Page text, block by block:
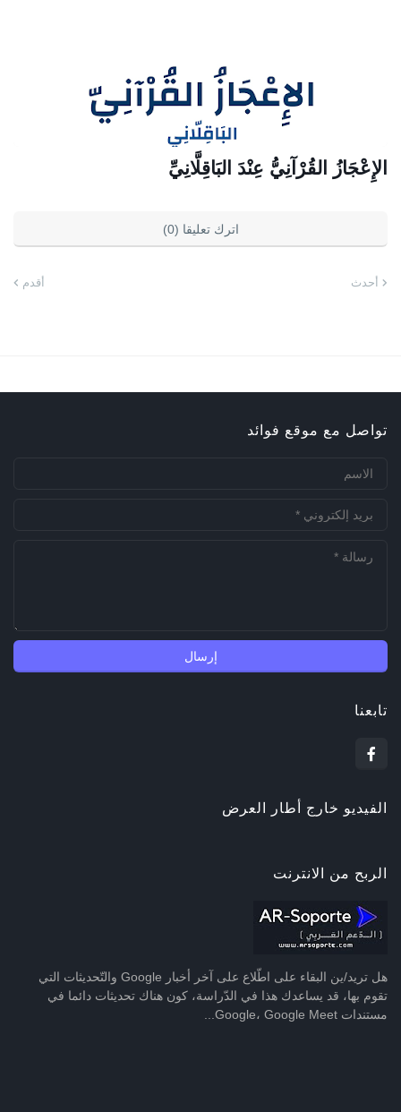
الإِعْجَازُ القُرْآنِيُّ عِنْدَ البَاقِلَّانِيِّ
اترك تعليقا (0)
أحدث أقدم
تواصل مع موقع فوائد
تابعنا
الفيديو خارج أطار العرض
الربح من الانترنت
هل تريد/ين البقاء على اطّلاع على آخر أخبار Google والتّحديثات التي
تقوم بها، قد يساعدك هذا في الدّراسة، كون هناك تحديثات دائما في
مستندات Google، Google Meet...